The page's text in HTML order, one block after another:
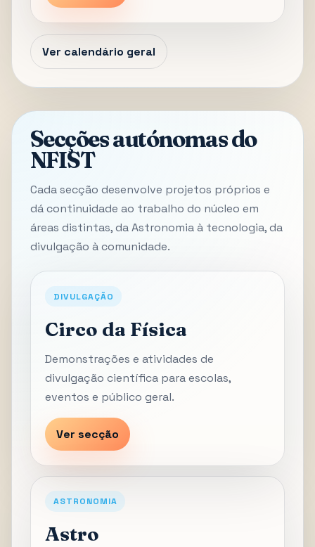
Ver calendário geral
Secções autónomas do
NFIST
Cada secção desenvolve projetos próprios e
dá continuidade ao trabalho do núcleo em
áreas distintas, da Astronomia à tecnologia, da
divulgação à comunidade.
DIVULGAÇÃO
Circo da Física
Demonstrações e atividades de
divulgação científica para escolas,
eventos e público geral.
Ver secção
ASTRONOMIA
Astro